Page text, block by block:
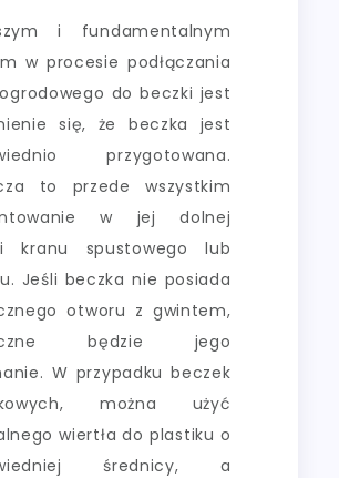
i fundamentalnym
w procesie podłączania
do beczki jest
się, że beczka jest
przygotowana.
to przede wszystkim
w jej dolnej
kranu spustowego lub
Jeśli beczka nie posiada
otworu z gwintem,
będzie jego
W przypadku beczek
można użyć
wiertła do plastiku o
średnicy, a